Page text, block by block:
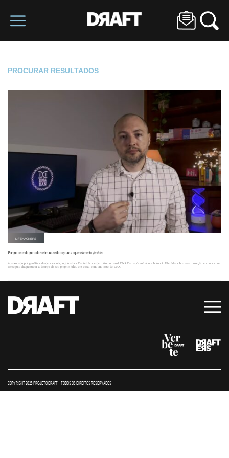
PROCURAR RESULTADOS
LIFEHACKERS
Por que defendo que todo recém-nascido faça um sequenciamento genético
Apaixonado por genética desde a escola, o jornalista Daniel Schneider criou o canal DNA Dan após sofrer um burnout. Ele fala sobre essa transição e conta como
conseguiu diagnosticar a doença de seu próprio filho, em casa, com um teste de DNA.
COPYRIGHT 2026 PROJETO DRAFT – TODOS OS DIREITOS RESERVADOS